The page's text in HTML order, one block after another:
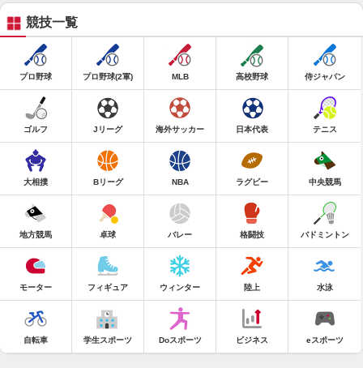
競技一覧
プロ野球 プロ野球(2軍) MLB 高校野球 侍ジャパン
ゴルフ Jリーグ 海外サッカー 日本代表 テニス
大相撲 Bリーグ NBA ラグビー 中央競馬
地方競馬 卓球 バレー 格闘技 バドミントン
モーター フィギュア ウィンター 陸上 水泳
自転車 学生スポーツ Doスポーツ ビジネス eスポーツ